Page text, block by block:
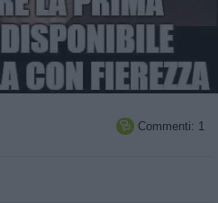
 Commenti: 1